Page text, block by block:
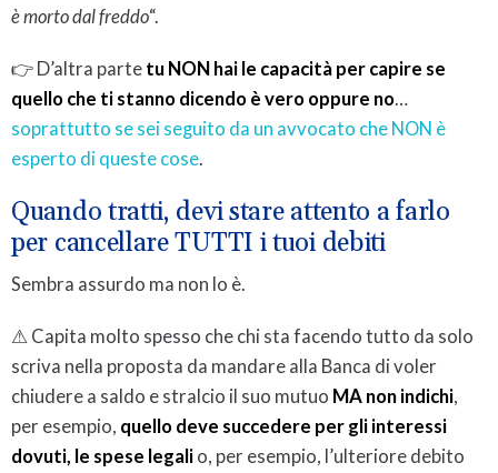
è morto dal freddo“.
👉 D’altra parte tu NON hai le capacità per capire se
quello che ti stanno dicendo è vero oppure no…
soprattutto se sei seguito da un avvocato che NON è
esperto di queste cose.
Quando tratti, devi stare attento a farlo
per cancellare TUTTI i tuoi debiti
Sembra assurdo ma non lo è.
⚠ Capita molto spesso che chi sta facendo tutto da solo
scriva nella proposta da mandare alla Banca di voler
chiudere a saldo e stralcio il suo mutuo MA non indichi,
per esempio, quello deve succedere per gli interessi
dovuti, le spese legali o, per esempio, l’ulteriore debito